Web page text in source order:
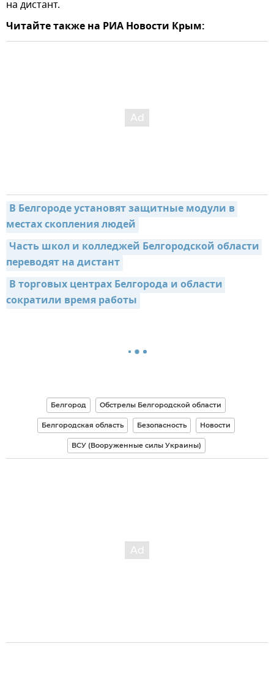
на дистант.
Читайте также на РИА Новости Крым:
В Белгороде установят защитные модули в
местах скопления людей
Часть школ и колледжей Белгородской области
переводят на дистант
В торговых центрах Белгорода и области
сократили время работы
Белгород Обстрелы Белгородской области
Белгородская область Безопасность Новости
ВСУ (Вооруженные силы Украины)